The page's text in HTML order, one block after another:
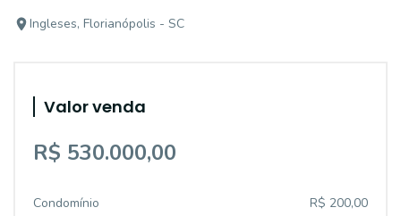
Ingleses, Florianópolis - SC
Valor venda
R$ 530.000,00
Condomínio R$ 200,00